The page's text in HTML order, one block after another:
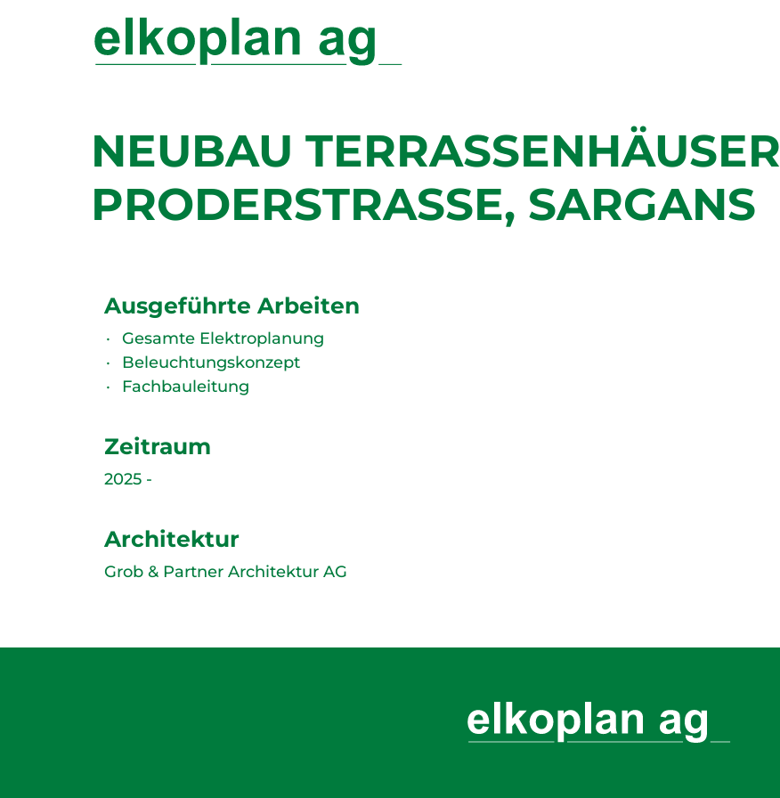
NEUBAU TERRASSENHÄUSER
PRODERSTRASSE, SARGANS
Ausgeführte Arbeiten
Gesamte Elektroplanung
Beleuchtungskonzept
Fachbauleitung
Zeitraum
2025 -
Architektur
Grob & Partner Architektur AG